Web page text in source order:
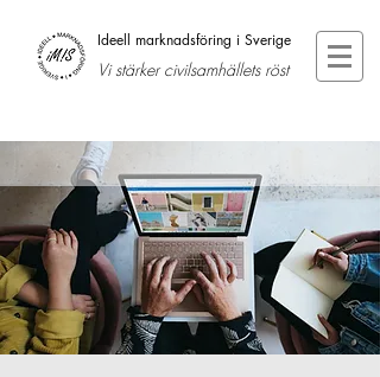
Ideell marknadsföring i Sverige
Vi stärker civilsamhällets röst